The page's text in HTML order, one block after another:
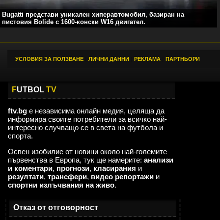
Мароканските бургии
Bugatti представи уникален хиперавтомобил, базиран на
пистовия Bolide с 1600-конски W16 двигател.
УСЛОВИЯ ЗА ПОЛЗВАНЕ ЛИЧНИ ДАННИ РЕКЛАМА ПАРТНЬОРИ
FUTBOL TV
ftv.bg е независима онлайн медия, целяща да
информира своите потребители за всичко най-
интересно случващо се в света на футбола и
спорта.
Освен изобилие от новини около най-големите
първенства в Европа, тук ще намерите: анализи
и коментари, прогнози, класирания и
резултати, трансфери, видео репортажи и
спортни излъчвания на живо.
Отказ от отговорност